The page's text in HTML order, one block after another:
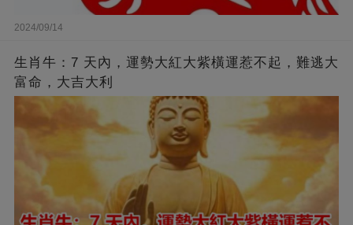
2024/09/14
生肖牛：7 天內，運勢大紅大紫橫運惹不起，難逃大
富命，大吉大利